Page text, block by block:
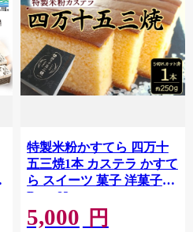
特製米粉かすてら 四万十
五三焼1本 カステラ かすて
ら スイーツ 菓子 洋菓子
Bmu-83
5,000 円